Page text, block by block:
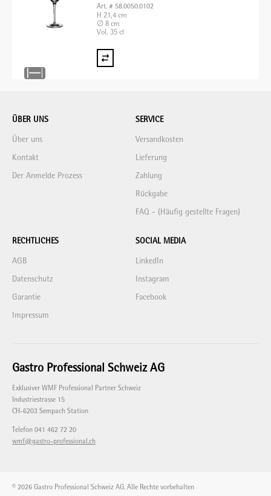
Art. # 58.0050.0102
H 21,4 cm
∅ 8 cm
Vol. 35 cl
ÜBER UNS
Über uns
Kontakt
Der Anmelde Prozess
SERVICE
Versandkosten
Lieferung
Zahlung
Rückgabe
FAQ - (Häufig gestellte Fragen)
RECHTLICHES
AGB
Datenschutz
Garantie
Impressum
SOCIAL MEDIA
LinkedIn
Instagram
Facebook
Gastro Professional Schweiz AG
Exklusiver WMF Professional Partner Schweiz
Industriestrasse 15
CH-6203 Sempach Station
Telefon 041 462 72 20
wmf@gastro-professional.ch
© 2026 Gastro Professional Schweiz AG. Alle Rechte vorbehalten